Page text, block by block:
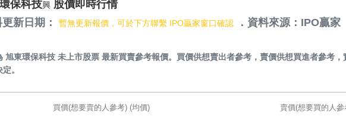
保科技興 股價即時行情
更新日期：暫無更新報價，可於下方聯繫 IPO贏家窗口確認
．資料來源：IPO贏
旭東環保科技 未上市股票 最新買賣參考報價。買價供想賣出者參考，賣價供想買進者參考
。
買價(想要賣的人參考) (均價) 賣價(想要買的人